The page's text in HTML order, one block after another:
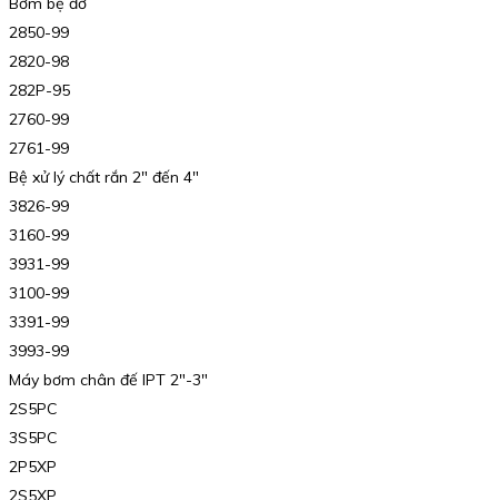
2850-99
2820-98
282P-95
2760-99
2761-99
Bệ xử lý chất rắn 2″ đến 4″
3826-99
3160-99
3931-99
3100-99
3391-99
3993-99
Máy bơm chân đế IPT 2″-3″
2S5PC
3S5PC
2P5XP
2S5XP